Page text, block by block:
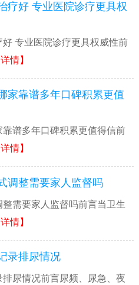
疗好 专业医院诊疗更具权
专业医院诊疗更具权威性前
详情】
家靠谱多年口碑积累更值
谱多年口碑积累更值得信前
详情】
调整需要家人监督吗
需要家人监督吗前言当卫生
详情】
录排尿情况
尿情况前言尿频、尿急、夜